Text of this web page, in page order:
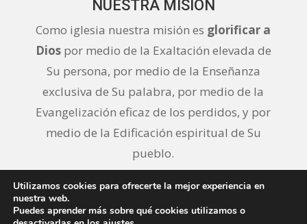
NUESTRA MISIÓN
Como iglesia nuestra misión es glorificar a
Diospor medio de la Exaltación elevada de
Su persona, por medio de la Enseñanza
exclusiva de Su palabra, por medio de la
Evangelización eficaz de los perdidos, y por
medio de la Edificación espiritual de Su
pueblo.
Utilizamos cookies para ofrecerte la mejor experiencia en
nuestra web.
Puedes aprender más sobre qué cookies utilizamos o